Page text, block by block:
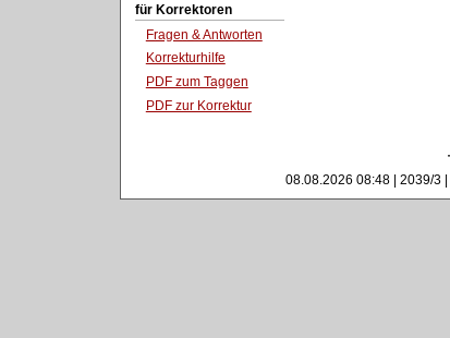
für Korrektoren
Fragen & Antworten
Korrekturhilfe
PDF zum Taggen
PDF zur Korrektur
08.08.2026 08:48 | 2039/3